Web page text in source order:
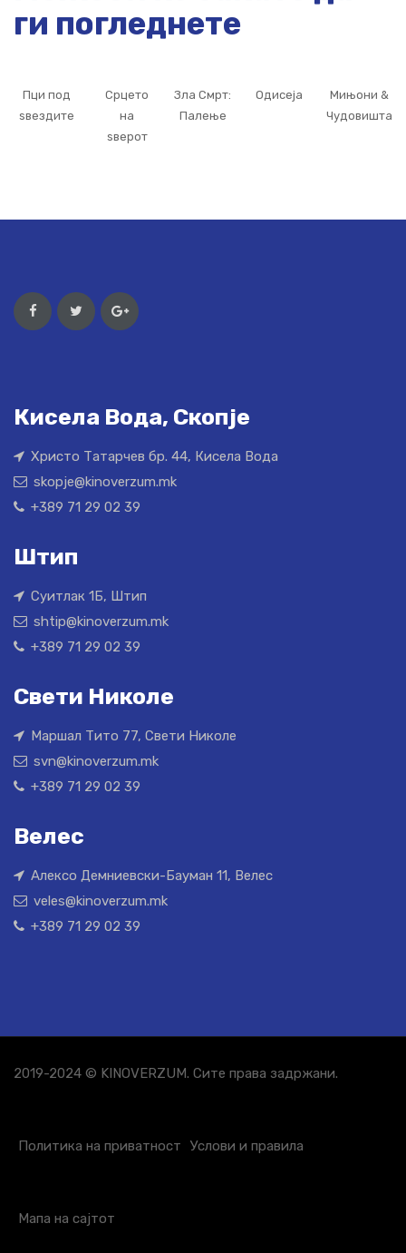
ги погледнете
Пци под
ѕвездите
Срцето
на
ѕверот
Зла Смрт:
Палење
Одисеја
Мињони &
Чудовишта
Кисела Вода, Скопје
Христо Татарчев бр. 44, Кисела Вода
skopje@kinoverzum.mk
+389 71 29 02 39
Штип
Суитлак 1Б, Штип
shtip@kinoverzum.mk
+389 71 29 02 39
Свети Николе
Маршал Тито 77, Свети Николе
svn@kinoverzum.mk
+389 71 29 02 39
Велес
Алексо Демниевски-Бауман 11, Велес
veles@kinoverzum.mk
+389 71 29 02 39
2019-2024 © KINOVERZUM. Сите права задржани.
Политика на приватност Услови и правила
Мапа на сајтот